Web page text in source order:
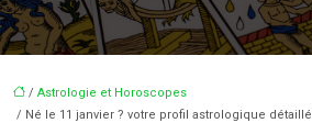
/ Astrologie et Horoscopes
/ Né le 11 janvier ? votre profil astrologique détaillé